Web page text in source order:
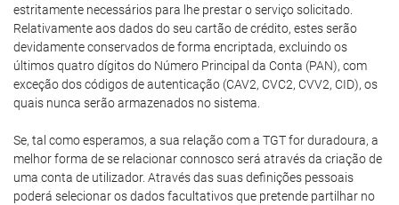
estritamente necessários para lhe prestar o serviço solicitado.
Relativamente aos dados do seu cartão de crédito, estes serão
devidamente conservados de forma encriptada, excluindo os
últimos quatro dígitos do Número Principal da Conta (PAN), com
exceção dos códigos de autenticação (CAV2, CVC2, CVV2, CID), os
quais nunca serão armazenados no sistema.
Se, tal como esperamos, a sua relação com a TGT for duradoura, a
melhor forma de se relacionar connosco será através da criação de
uma conta de utilizador. Através das suas definições pessoais
poderá selecionar os dados facultativos que pretende partilhar no